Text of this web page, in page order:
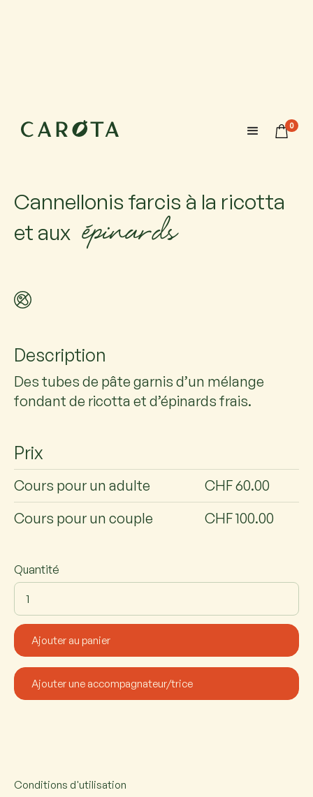
0
18 novembre 2026
Maximum 6 participants avec 1 accompagnateur chacun.
Cannellonis farcis à la ricotta
et aux épinards
Description
Des tubes de pâte garnis d’un mélange
fondant de ricotta et d’épinards frais.
Prix
Cours pour un adulte
CHF 60.00
Cours pour un couple
CHF 100.00
Quantité
Conditions d'utilisation